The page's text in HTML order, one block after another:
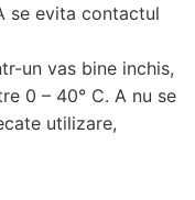
se evita contactul
un vas bine inchis,
0 – 40° C. A nu se
utilizare,